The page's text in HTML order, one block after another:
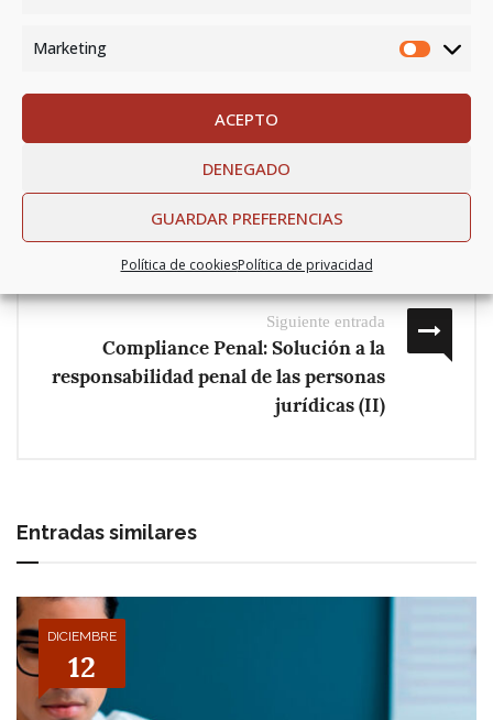
Marketing
ACEPTO
DENEGADO
GUARDAR PREFERENCIAS
Política de cookiesPolítica de privacidad
Anterior entrada
Libro de visitas en los centros de
trabajo
Siguiente entrada
Compliance Penal: Solución a la
responsabilidad penal de las personas
jurídicas (II)
Entradas similares
DICIEMBRE
12